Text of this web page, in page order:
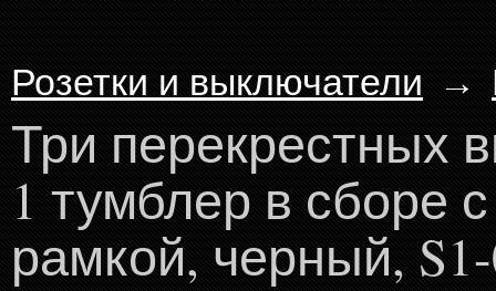
Розетки и выключатели →
Три перекрестных
1 тумблер в сборе
рамкой, черный,